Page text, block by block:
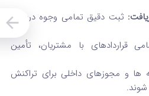
ثبت دقیق تمامی وجوه دریافت‌
قراردادهای با مشتریان، تأمین‌
ها و مجوزهای داخلی برای تراکنش‌